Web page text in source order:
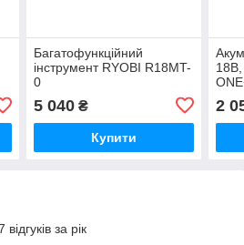
Багатофункційний
інструмент RYOBI R18MT-
0
5 040₴
Купити
2
за рік